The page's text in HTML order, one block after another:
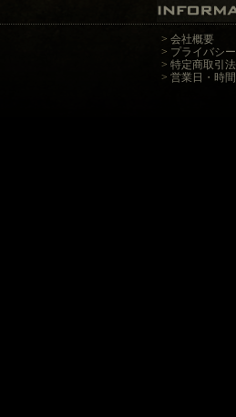
> 会社概要
> プライバシ
> 特定商取引
> 営業日・時